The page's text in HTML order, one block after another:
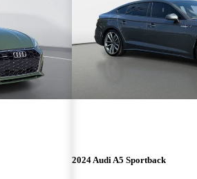
2024 Audi A5 Sportback